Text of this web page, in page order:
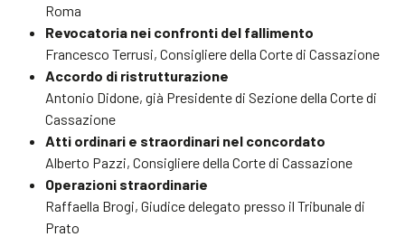
Roma
Revocatoria nei confronti del fallimento
Francesco Terrusi, Consigliere della Corte di Cassazione
Accordo di ristrutturazione
Antonio Didone, già Presidente di Sezione della Corte di
Cassazione
Atti ordinari e straordinari nel concordato
Alberto Pazzi, Consigliere della Corte di Cassazione
Operazioni straordinarie
Raffaella Brogi, Giudice delegato presso il Tribunale di
Prato